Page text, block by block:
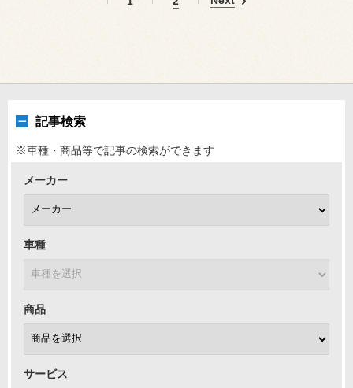
記事検索
※車種・商品等で記事の検索ができます
メーカー
車種
商品
サービス